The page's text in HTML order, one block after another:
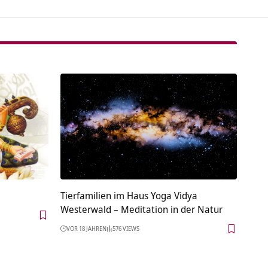
Tierfamilien im Haus Yoga Vidya
Westerwald – Meditation in der Natur
VOR 18 JAHREN 576 VIEWS